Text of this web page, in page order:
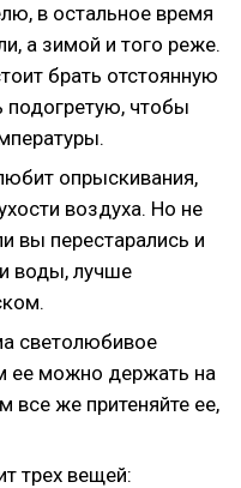
в остальное время
а зимой и того реже.
брать отстоянную
подогретую, чтобы
опрыскивания,
воздуха. Но не
вы перестарались и
воды, лучше
светолюбивое
ее можно держать на
же притеняйте ее,
трех вещей: